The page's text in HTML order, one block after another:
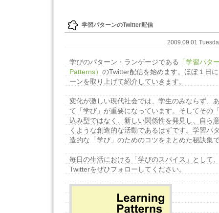
学習パターンのTwitter配信
2009.09.01
学びのパターン・ランゲージである
「学習パタ
Patterns） のTwitter配信を始めます。ほぼ１日
ーンを取り上げて紹介していきます。
変化が激しい現代社会では、学生のみならず、
て「学び」が重要になっています。そしてその
込み型ではなく、新しい関係性を発見し、自ら
くような創造的な活動であるはずです。学習パ
造的な「学び」のためのコツをまとめた秘訣集
毎日の生活における「学びのスパイス」として
Twitterをぜひフォローしてください。